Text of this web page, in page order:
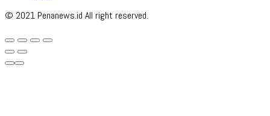
© 2021 Penanews.id All right reserved.